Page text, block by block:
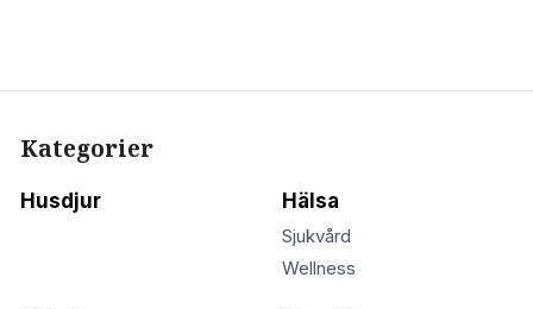
Kategorier
Husdjur Hälsa
Sjukvård
Wellness